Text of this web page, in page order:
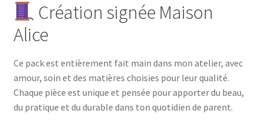
Création signée Maison
Alice
Ce pack est entièrement fait main dans mon atelier, avec
amour, soin et des matières choisies pour leur qualité.
Chaque pièce est unique et pensée pour apporter du beau,
du pratique et du durable dans ton quotidien de parent.